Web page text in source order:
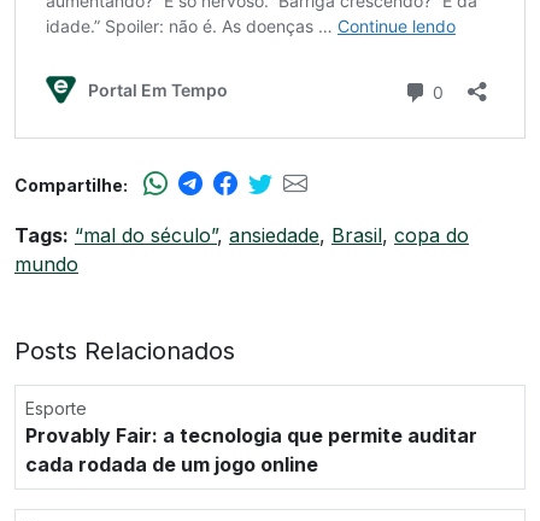
Compartilhe:
Tags: “mal do século”, ansiedade, Brasil, copa do
mundo
Posts Relacionados
Esporte
Provably Fair: a tecnologia que permite auditar
cada rodada de um jogo online